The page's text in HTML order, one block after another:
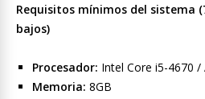
Requisitos mínimos del sistema
bajos)
Procesador: Intel Core i5-4670 /
Memoria: 8GB